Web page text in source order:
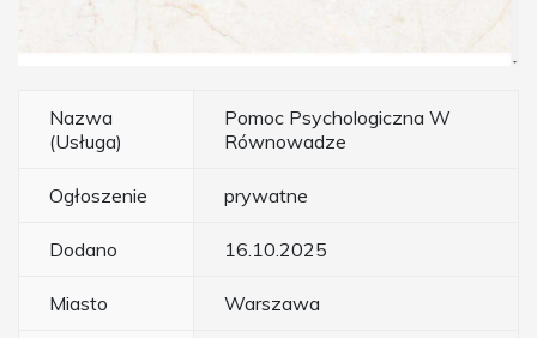
Nazwa
(Usługa)
Pomoc Psychologiczna W
Równowadze
Ogłoszenie prywatne
Dodano 16.10.2025
Miasto Warszawa